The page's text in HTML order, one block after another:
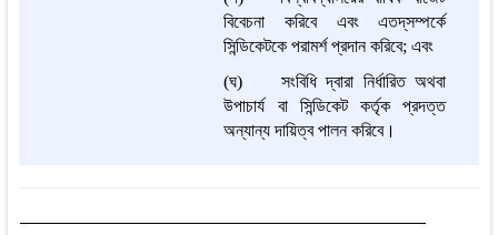
বিবেচনা করিবে এবং এতদ্‌সম্পর্কে
সিন্ডিকেটকে পরামর্শ প্রদান করিবে; এবং
(ঘ) সংবিধি দ্বারা নির্ধারিত অথবা
উপাচার্য বা সিন্ডিকেট কর্তৃক প্রদত্ত
অন্যান্য দায়িত্ব পালন করিবে।